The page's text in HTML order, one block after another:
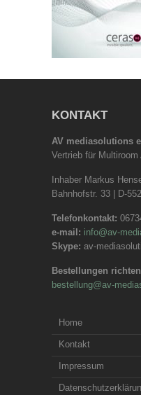
KONTAKT
AV mediasolutions
Vertrieb für
Inhaber Markus
Bahnhofstr. 33 | D-
Telefonkontakt:
e-mail: info@av-
Skype: av-
Bestellungen
bestellung@av-
Home
Kontakt
Impressum